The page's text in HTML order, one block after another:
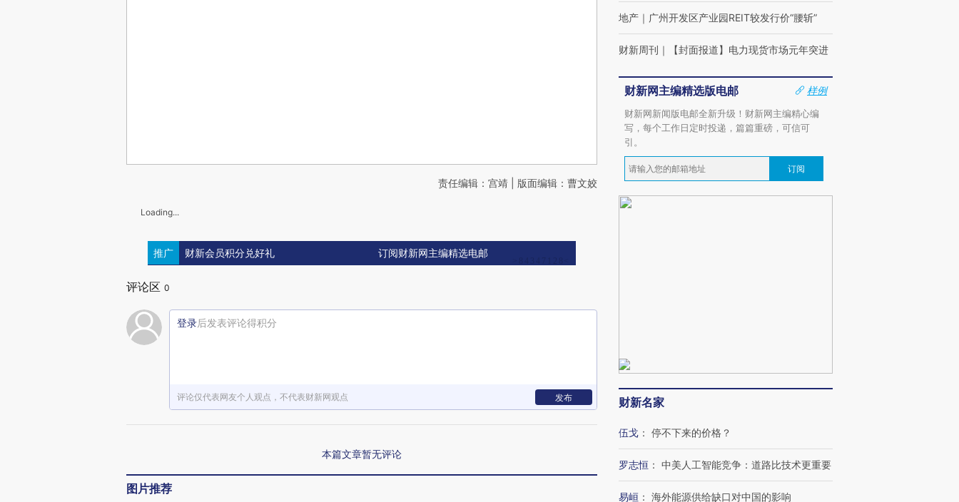
责任编辑：宫靖 | 版面编辑：曹文姣
Loading...
推广 财新会员积分兑好礼 订阅财新网主编精选电邮
评论区 0
登录后发表评论得积分
评论仅代表网友个人观点，不代表财新网观点 发布
本篇文章暂无评论
图片推荐
地产 ｜ 广州开发区产业园REIT较发行价“腰斩”
财新周刊 ｜ 【封面报道】电力现货市场元年突进
财新网主编精选版电邮
样例
财新网新闻版电邮全新升级！财新网主编精心编
写，每个工作日定时投递，篇篇重磅，可信可
引。
订阅
财新名家
伍戈 ： 停不下来的价格？
罗志恒 ： 中美人工智能竞争：道路比技术更重要
易峘 ： 海外能源供给缺口对中国的影响